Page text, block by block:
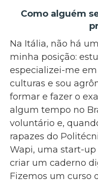
Como alguém
Na Itália, não há
minha posição:
especializei-me
culturas e sou
formar e fazer o
algum tempo no
voluntário e,
rapazes do
Wapi, uma start-
criar um caderno
Fizemos um curso